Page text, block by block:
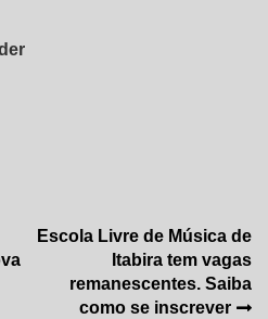
Escola Livre de Música de
Itabira tem vagas
remanescentes. Saiba
como se inscrever